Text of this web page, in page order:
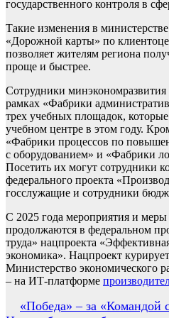
государственного контроля в
Такие изменения в
«Дорожной карты» по
позволяет жителям региона
проще и быстрее.
Сотрудники
рамках «Фабрики
трех учебных площадок,
учебном центре в этом году.
«Фабрики процессов по
с оборудованием» и «Фабрики
Посетить их могут сотрудники
федерального проекта
госслужащие и сотрудники
С 2025 года мероприятия и
продолжаются в федеральном
труда» нацпроекта
экономика». Нацпроект
Министерство экономического
– на ИТ-платформе
Навигация
«Победа» – за «Командой